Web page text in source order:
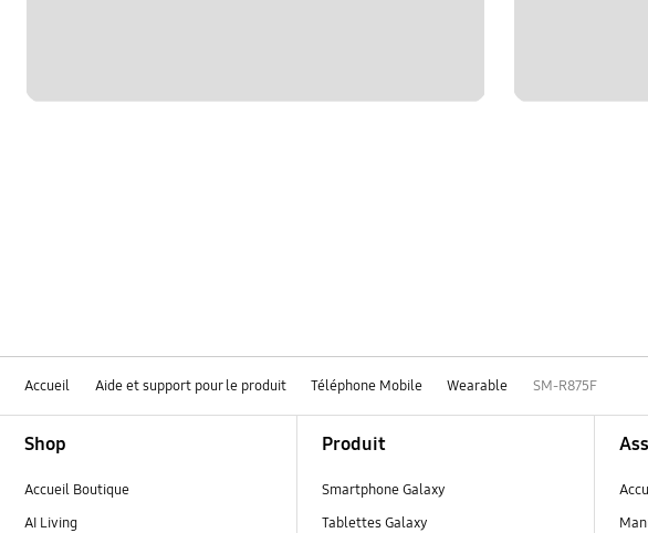
Accueil Aide et support pour le produit Téléphone Mobile Wearable SM-R875F
Shop
Accueil Boutique
AI Living
Produit
Smartphone Galaxy
Tablettes Galaxy